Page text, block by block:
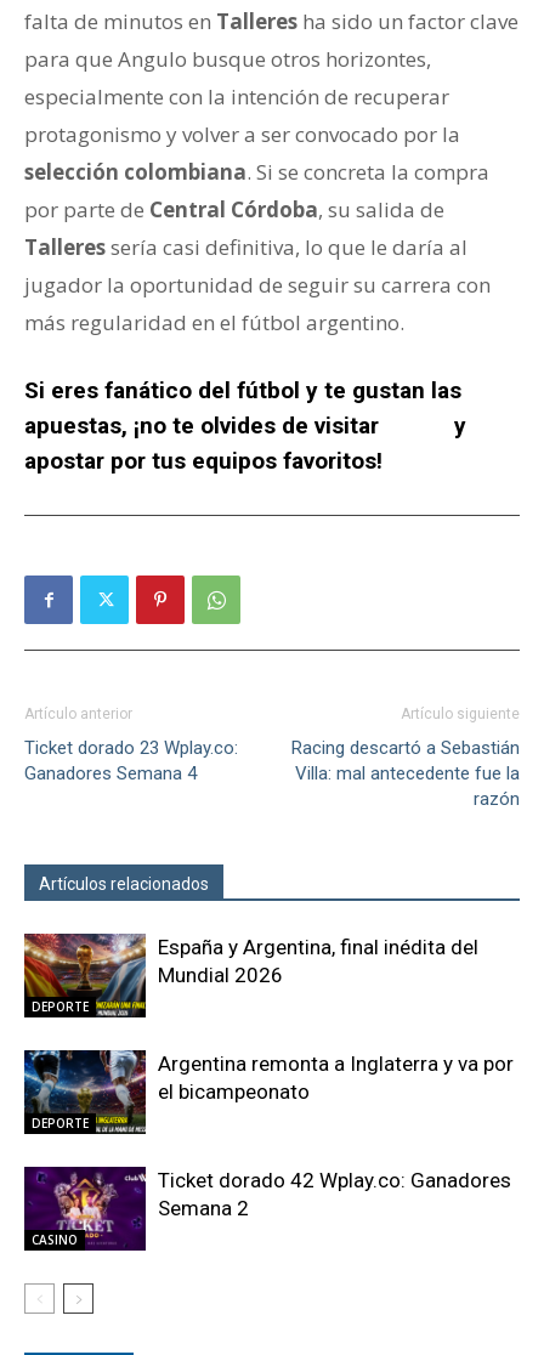
falta de minutos en Talleres ha sido un factor clave
para que Angulo busque otros horizontes,
especialmente con la intención de recuperar
protagonismo y volver a ser convocado por la
selección colombiana. Si se concreta la compra
por parte de Central Córdoba, su salida de
Talleressería casi definitiva, lo que le daría al
jugador la oportunidad de seguir su carrera con
más regularidad en el fútbol argentino.
Si eres fanático del fútbol y te gustan las
apuestas, ¡no te olvides de visitar
y
apostar por tus equipos favoritos!
Artículo anterior
Ticket dorado 23 Wplay.co:
Ganadores Semana 4
Artículo siguiente
Racing descartó a Sebastián
Villa: mal antecedente fue la
razón
Artículos relacionados
DEPORTE
España y Argentina, final inédita del
Mundial 2026
DEPORTE
Argentina remonta a Inglaterra y va por
el bicampeonato
CASINO
Ticket dorado 42 Wplay.co: Ganadores
Semana 2